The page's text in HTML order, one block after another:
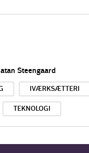
Steengaard
IVÆRKSÆTTERI
TEKNOLOGI